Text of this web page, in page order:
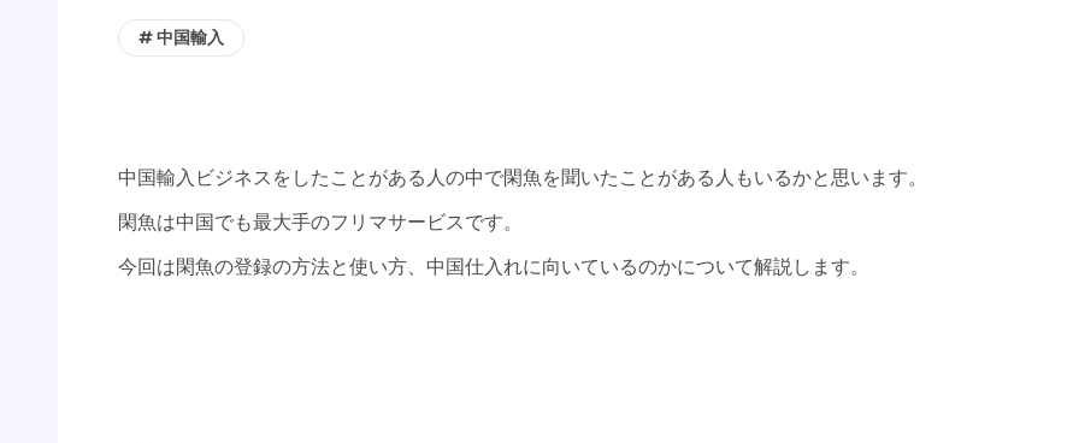
# 中国輸入
中国輸入ビジネスをしたことがある人の中で閑魚を聞いたことがある人もいるかと思います。
閑魚は中国でも最大手のフリマサービスです。
今回は閑魚の登録の方法と使い方、中国仕入れに向いているのかについて解説します。